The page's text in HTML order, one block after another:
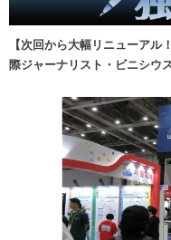
【次回から大幅リニューア
際ジャーナリスト・ビニシウ